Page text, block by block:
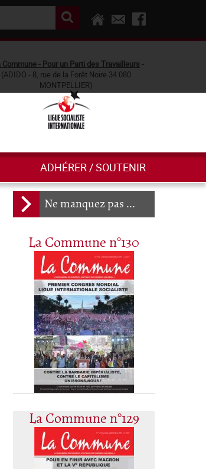
Commune - Pour un Parti des Travailleurs -
(ADIDO - 8, rue de la Forêt Noire 34 080
MONTPELLIER)
ADHÉRER / SOUTENIR
Ne manquez pas ...
La Commune n°130
La Commune n°129